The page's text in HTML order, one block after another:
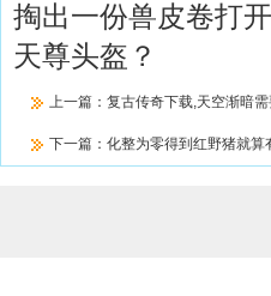
掏出一份兽皮卷打
天尊头盔？
上一篇： 复古传奇下载,天空渐暗
下一篇： 化整为零得到红野猪就算